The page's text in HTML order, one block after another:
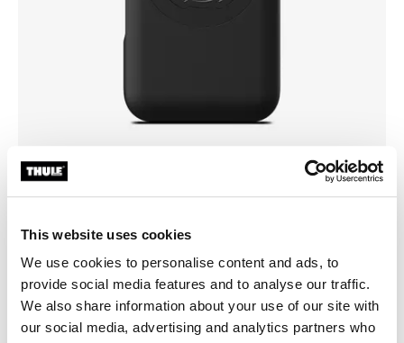
This website uses cookies
We use cookies to personalise content and ads, to
provide social media features and to analyse our traffic.
We also share information about your use of our site with
our social media, advertising and analytics partners who